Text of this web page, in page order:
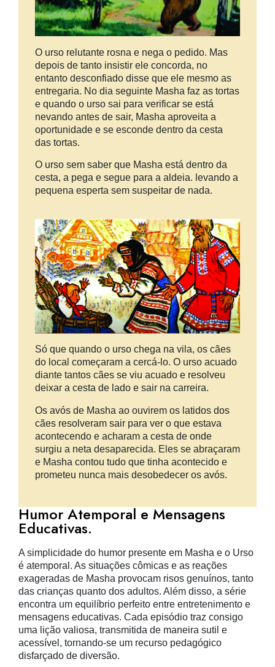
O urso relutante rosna e nega o pedido. Mas
depois de tanto insistir ele concorda, no
entanto desconfiado disse que ele mesmo as
entregaria. No dia seguinte Masha faz as tortas
e quando o urso sai para verificar se está
nevando antes de sair, Masha aproveita a
oportunidade e se esconde dentro da cesta
das tortas.
O urso sem saber que Masha está dentro da
cesta, a pega e segue para a aldeia. levando a
pequena esperta sem suspeitar de nada.
Só que quando o urso chega na vila, os cães
do local começaram a cercá-lo. O urso acuado
diante tantos cães se viu acuado e resolveu
deixar a cesta de lado e sair na carreira.
Os avós de Masha ao ouvirem os latidos dos
cães resolveram sair para ver o que estava
acontecendo e acharam a cesta de onde
surgiu a neta desaparecida. Eles se abraçaram
e Masha contou tudo que tinha acontecido e
prometeu nunca mais desobedecer os avós.
Humor Atemporal e Mensagens
Educativas.
A simplicidade do humor presente em Masha e o Urso
é atemporal. As situações cômicas e as reações
exageradas de Masha provocam risos genuínos, tanto
das crianças quanto dos adultos. Além disso, a série
encontra um equilíbrio perfeito entre entretenimento e
mensagens educativas. Cada episódio traz consigo
uma lição valiosa, transmitida de maneira sutil e
acessível, tornando-se um recurso pedagógico
disfarçado de diversão.